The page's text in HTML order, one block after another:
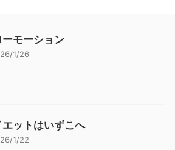
ーモーション
1/26
エットはいずこへ
1/22